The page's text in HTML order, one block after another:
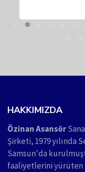
HAKKIMIZDA
Özinan Asansör
Şirketi, 1979 yılında
Samsun'da
faaliyetlerini yürüten